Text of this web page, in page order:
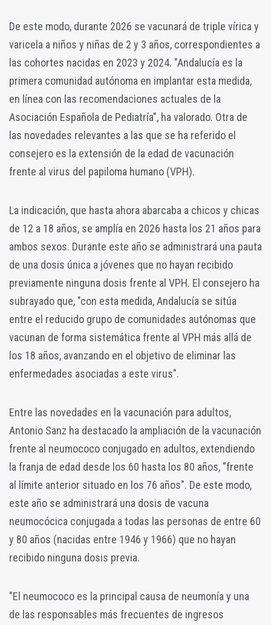
De este modo, durante 2026 se vacunará de triple vírica y
varicela a niños y niñas de 2 y 3 años, correspondientes a
las cohortes nacidas en 2023 y 2024. "Andalucía es la
primera comunidad autónoma en implantar esta medida,
en línea con las recomendaciones actuales de la
Asociación Española de Pediatría", ha valorado. Otra de
las novedades relevantes a las que se ha referido el
consejero es la extensión de la edad de vacunación
frente al virus del papiloma humano (VPH).
La indicación, que hasta ahora abarcaba a chicos y chicas
de 12 a 18 años, se amplía en 2026 hasta los 21 años para
ambos sexos. Durante este año se administrará una pauta
de una dosis única a jóvenes que no hayan recibido
previamente ninguna dosis frente al VPH. El consejero ha
subrayado que, "con esta medida, Andalucía se sitúa
entre el reducido grupo de comunidades autónomas que
vacunan de forma sistemática frente al VPH más allá de
los 18 años, avanzando en el objetivo de eliminar las
enfermedades asociadas a este virus".
Entre las novedades en la vacunación para adultos,
Antonio Sanz ha destacado la ampliación de la vacunación
frente al neumococo conjugado en adultos, extendiendo
la franja de edad desde los 60 hasta los 80 años, "frente
al límite anterior situado en los 76 años". De este modo,
este año se administrará una dosis de vacuna
neumocócica conjugada a todas las personas de entre 60
y 80 años (nacidas entre 1946 y 1966) que no hayan
recibido ninguna dosis previa.
"El neumococo es la principal causa de neumonía y una
de las responsables más frecuentes de ingresos